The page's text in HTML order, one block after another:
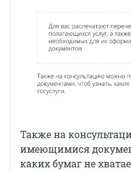
Также на
имеющимися
каких бумаг не